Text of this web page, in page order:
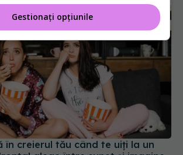
în creierul tău când te uiți la un
alege între sunet și imagine
Gestionați opțiunile